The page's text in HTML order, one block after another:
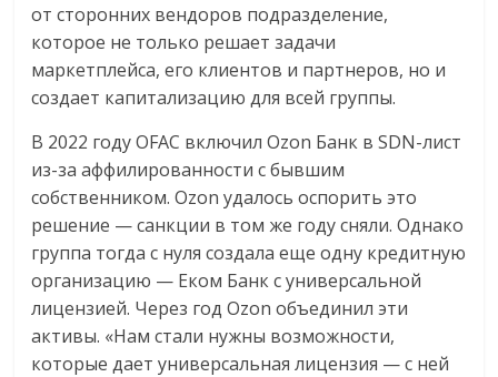
от сторонних вендоров подразделение,
которое не только решает задачи
маркетплейса, его клиентов и партнеров, но и
создает капитализацию для всей группы.
В 2022 году OFAC включил Ozon Банк в SDN-лист
из-за аффилированности с бывшим
собственником. Ozon удалось оспорить это
решение — санкции в том же году сняли. Однако
группа тогда с нуля создала еще одну кредитную
организацию — Еком Банк с универсальной
лицензией. Через год Ozon объединил эти
активы. «Нам стали нужны возможности,
которые дает универсальная лицензия — с ней